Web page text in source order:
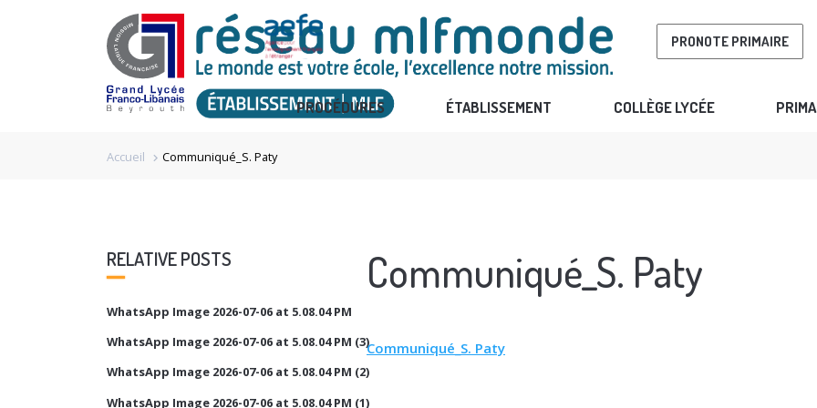
PRONOTE PRIMAIRE
PROCÉDURES ÉTABLISSEMENT COLLÈGE LYCÉE
Accueil chevron_right Communiqué_S. Paty
RELATIVE POSTS
WhatsApp Image 2026-07-06 at 5.08.04 PM
WhatsApp Image 2026-07-06 at 5.08.04 PM (3)
WhatsApp Image 2026-07-06 at 5.08.04 PM (2)
WhatsApp Image 2026-07-06 at 5.08.04 PM (1)
Communiqué_S. Paty
Communiqué_S. Paty